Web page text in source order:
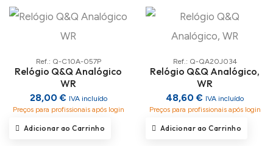
Ref.: Q-C10A-057P
Relógio Q&Q Analógico
WR
28,00 € IVA incluído
Preços para profissionais após login
Adicionar ao Carrinho
Ref.: Q-QA20J034
Relógio Q&Q Analógico,
WR
48,60 € IVA incluído
Preços para profissionais após login
Adicionar ao Carrinho